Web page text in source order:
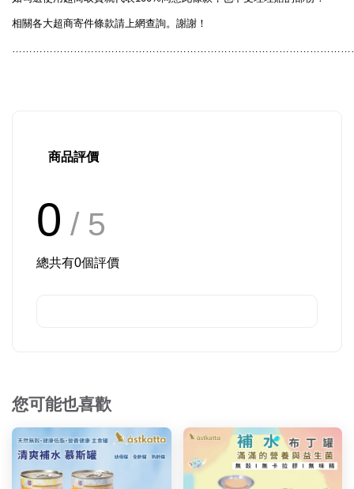
相關各大超商寄件條款請上網查詢。謝謝！
商品評價
0 / 5
總共有0個評價
您可能也喜歡